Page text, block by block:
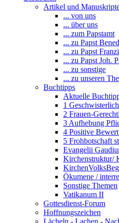
Artikel und
... von uns
... über uns
... zum Papstamt
... zu Papst
... zu Papst
... zu Papst Joh.
... zu sonstige
... zu unseren
Buchtipps
Aktuelle
1
2 Frauen-
3 Aufhebung
4 Positive
5 Frohbotschaft
Evangelii
Kirchenstruktur/
Ökumene /
Sonstige Themen
Vatikanum II
Gottesdienst-Forum
Hoffnungszeichen
Lächeln - Lachen -